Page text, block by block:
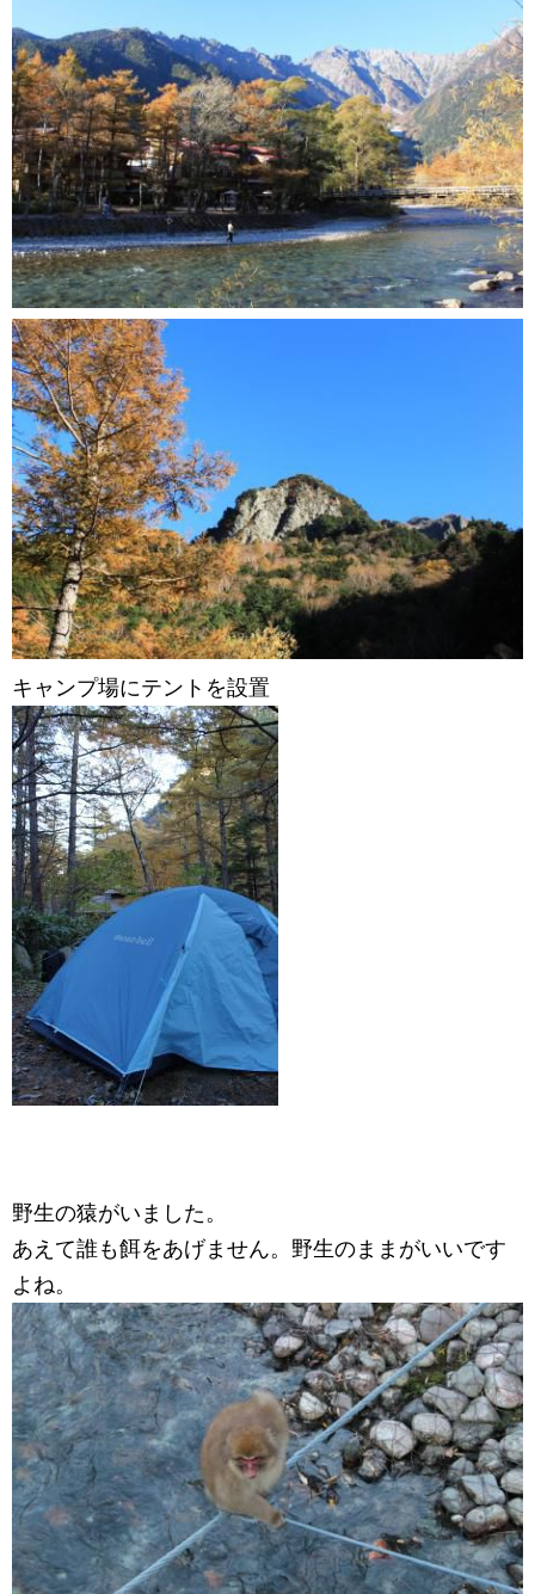
キャンプ場にテントを設置
野生の猿がいました。
あえて誰も餌をあげません。野生のままがいいです
よね。